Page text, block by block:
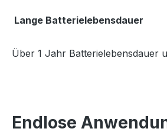
Lange Batterielebensdauer
Über 1 Jahr Batterielebensdauer
Endlose